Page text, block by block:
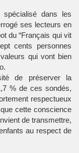
dans les
ses lecteurs en
du “Français qui vit
cents personnes
qui vont bien
de préserver la
% de ces sondés,
respectueux
cette conscience
de transmettre,
au respect de